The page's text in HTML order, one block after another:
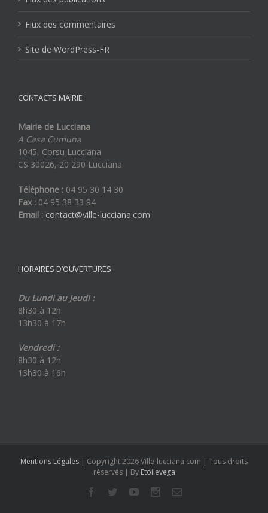
Flux des commentaires
Site de WordPress-FR
CONTACTS MAIRIE
Mairie de Lucciana
A Casa Cumuna
1045, Corsu Lucciana
CS 30026, 20 290 Lucciana
Téléphone : 04 95 30 14 30
Fax : 04 95 38 33 94
Email : contact@ville-lucciana.com
HORAIRES D’OUVERTURES
Du Lundi au Jeudi :
8h30 à 12h
13h30 à 17h
Vendredi :
8h30 à 12h
13h30 à 16h
Mentions Légales | Copyright 2026 Ville-lucciana.com | Tous droits
réservés | By Etoilevega
Facebook
TwitterYoutubeInstagram
Email